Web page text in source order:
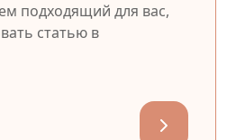
подходящий для вас,
статью в